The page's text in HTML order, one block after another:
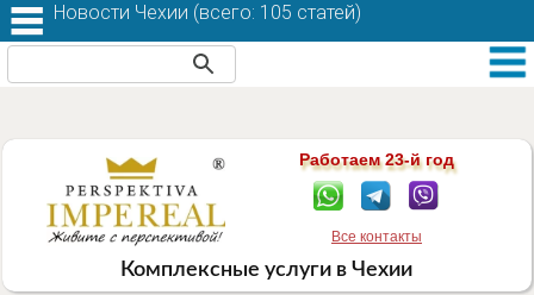
Работаем 23-й год
Все контакты
Комплексные услуги в Чехии
Новости Чехии (всего: 105 статей)